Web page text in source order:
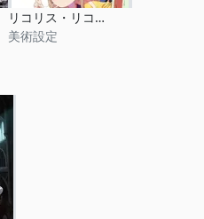
リコリス・リコイル Friends are thieves of time.
美術設定